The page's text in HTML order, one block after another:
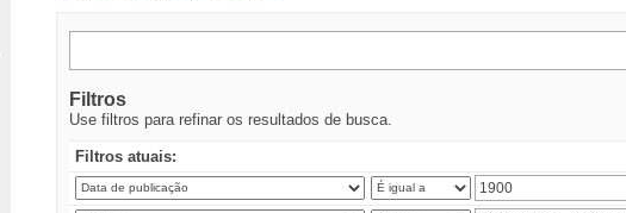
Filtros
Use filtros para refinar os resultados de busca.
Filtros atuais: